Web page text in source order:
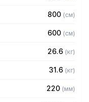
стали
с шагом 50
800 (см)
600 (см)
26.6 (кг)
31.6 (кг)
220 (мм)